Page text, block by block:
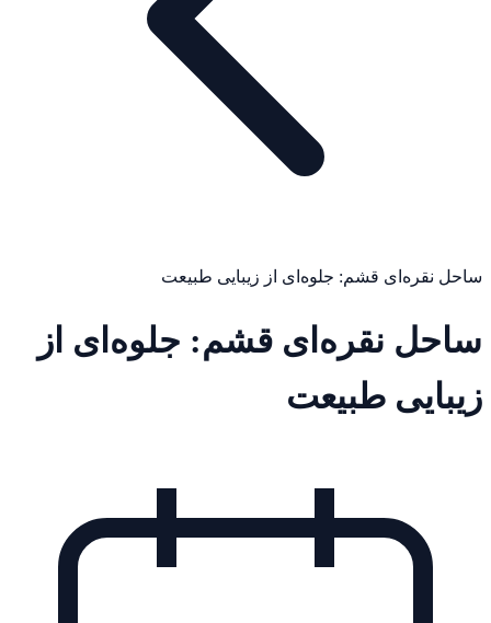
ساحل نقره‌ای قشم: جلوه‌ای از زیبایی طبیعت
ساحل نقره‌ای قشم: جلوه‌ای از
زیبایی طبیعت